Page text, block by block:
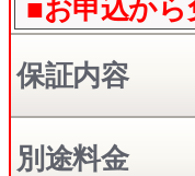
■お申込か
保証内容
別途料金